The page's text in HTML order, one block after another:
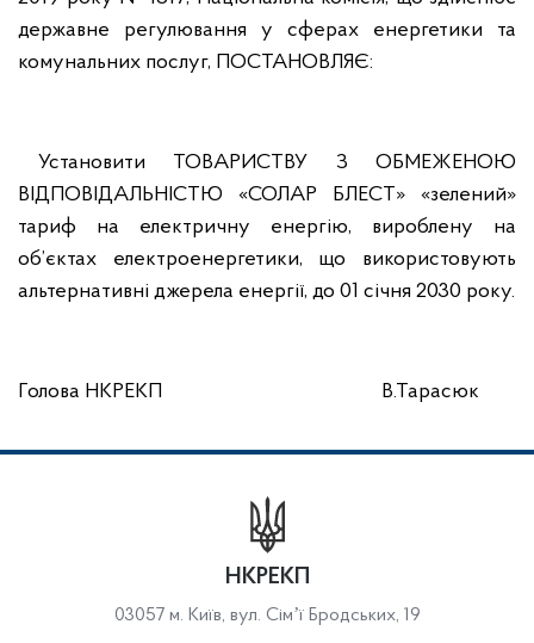
державне регулювання у сферах енергетики та
комунальних послуг, ПОСТАНОВЛЯЄ:
Установити ТОВАРИСТВУ З ОБМЕЖЕНОЮ
ВІДПОВІДАЛЬНІСТЮ «СОЛАР БЛЕСТ» «зелений»
тариф на електричну енергію, вироблену на
об’єктах електроенергетики, що використовують
альтернативні джерела енергії, до 01 січня 2030 року.
Голова НКРЕКП В.Тарасюк
НКРЕКП
03057 м. Київ, вул. Сімʼї Бродських, 19